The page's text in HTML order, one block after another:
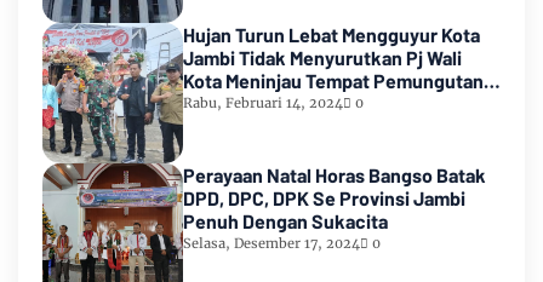
Hujan Turun Lebat Mengguyur Kota
Jambi Tidak Menyurutkan Pj Wali
Kota Meninjau Tempat Pemungutan
Suara Pemilu 2024
Rabu, Februari 14, 2024 0
Perayaan Natal Horas Bangso Batak
DPD, DPC, DPK Se Provinsi Jambi
Penuh Dengan Sukacita
Selasa, Desember 17, 2024 0